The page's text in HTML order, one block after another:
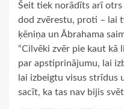
Šeit tiek norādīts arī otrs
dod zvērestu, proti – lai
ķēniņa un Ābrahama
“Cilvēki zvēr pie kaut kā
par apstiprinājumu, lai
lai izbeigtu visus strīdus
sacīt, ka tas nav bijis